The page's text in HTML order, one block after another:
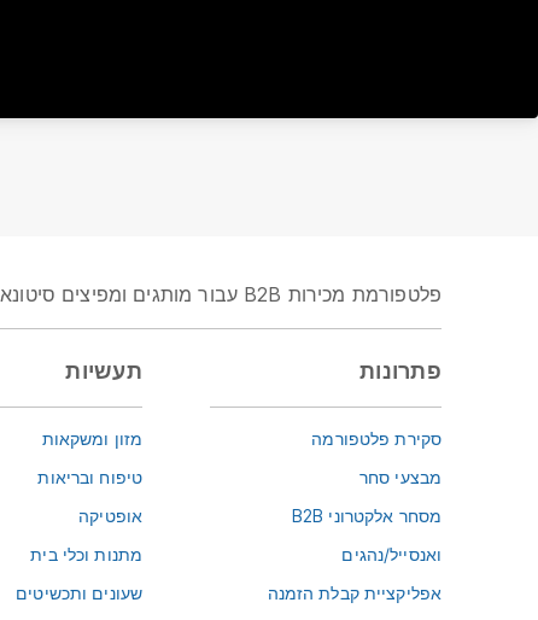
פלטפורמת מכירות B2B עבור מותגים ומפיצים סיטונאיים
פתרונות
סקירת פלטפורמה
מבצעי סחר
מסחר אלקטרוני B2B
ואנסייל/נהגים
אפליקציית קבלת הזמנה
תעשיות
מזון ומשקאות
טיפוח ובריאות
אופטיקה
מתנות וכלי בית
שעונים ותכשיטים